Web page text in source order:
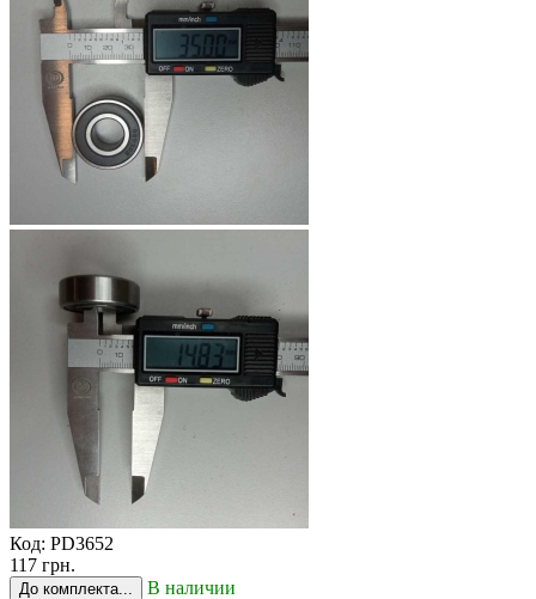
Код: PD3652
117 грн.
До комплекта... В наличии